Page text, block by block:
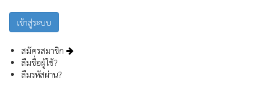
สมัครสมาชิก
ลืมชื่อผู้ใช้?
ลืมรหัสผ่าน?